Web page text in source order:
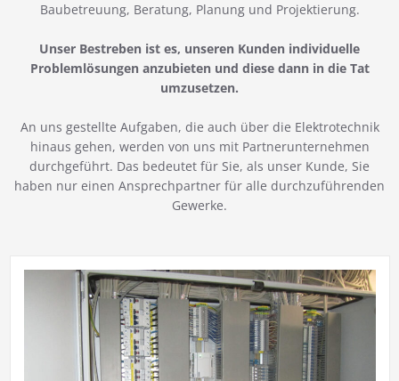
Baubetreuung, Beratung, Planung und Projektierung.
Unser Bestreben ist es, unseren Kunden individuelle
Problemlösungen anzubieten und diese dann in die Tat
umzusetzen.
An uns gestellte Aufgaben, die auch über die Elektrotechnik
hinaus gehen, werden von uns mit Partnerunternehmen
durchgeführt. Das bedeutet für Sie, als unser Kunde, Sie
haben nur einen Ansprechpartner für alle durchzuführenden
Gewerke.